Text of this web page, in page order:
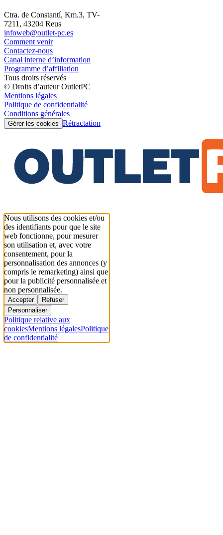
Ctra. de Constantí, Km.3, TV-
7211, 43204 Reus
infoweb@outlet-pc.es
Comment venir
Contactez-nous
Canal interne d’information
Programme d’affiliation
Tous droits réservés
© Droits d’auteur OutletPC
Mentions légales
Politique de confidentialité
Conditions générales
Gérer les cookies Rétractation
Nous utilisons des cookies et/ou
des identifiants pour que le site
web fonctionne, pour mesurer
son utilisation et, avec votre
consentement, pour la
personnalisation des annonces (y
compris le remarketing) ainsi que
pour la publicité personnalisée et
non personnalisée.
Accepter
Refuser
Personnaliser
Politique relative aux
cookiesMentions légalesPolitique
de confidentialité